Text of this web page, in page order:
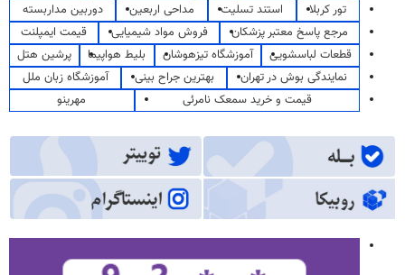
تور کربلا
استند تسلیت مداحی اربعین
دوربین مداربسته
مرجع پاسخ معتبر پزشکان
فروش مواد شیمیایی
قیمت ایمپلنت
قطعات لباسشویی
آموزشگاه تیزهوشان بلیط هواپیما
پرشین هتل
نمایندگی بوش در تهران
بهترین جراح بینی
آموزشگاه زبان ملل
قیمت و خرید سمعک نامرئی
مهرینو